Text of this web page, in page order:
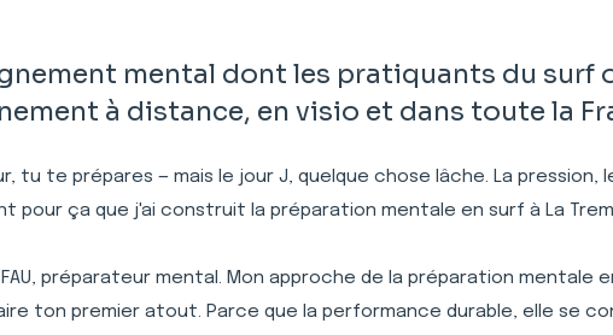
mental dont les pratiquants du surf
à distance, en visio et dans toute la
tu te prépares — mais le jour J, quelque chose lâche. La
ça que j'ai construit la préparation mentale en surf à La
préparateur mental. Mon approche de la préparation mentale
ton premier atout. Parce que la performance durable, elle se